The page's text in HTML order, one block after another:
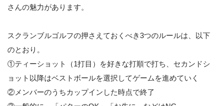
さんの魅力があります。
スクランブルゴルフの押さえておくべき3つのルールは、以下
のとおり。
①ティーショット（1打目）を好きな打順で打ち、セカンドシ
ョット以降はベストボールを選択してゲームを進めていく
②メンバーのうちカップインした時点で終了